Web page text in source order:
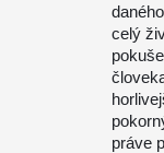
celý
práve